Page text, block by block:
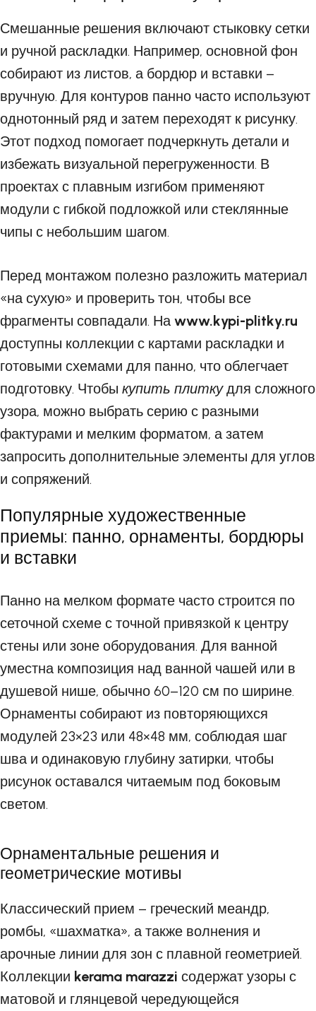
Смешанные решения включают стыковку сетки
и ручной раскладки. Например, основной фон
собирают из листов, а бордюр и вставки –
вручную. Для контуров панно часто используют
однотонный ряд и затем переходят к рисунку.
Этот подход помогает подчеркнуть детали и
избежать визуальной перегруженности. В
проектах с плавным изгибом применяют
модули с гибкой подложкой или стеклянные
чипы с небольшим шагом.
Перед монтажом полезно разложить материал
«на сухую» и проверить тон, чтобы все
фрагменты совпадали. Наwww.kypi-plitky.ru
доступны коллекции с картами раскладки и
готовыми схемами для панно, что облегчает
подготовку. Чтобы купить плиткудля сложного
узора, можно выбрать серию с разными
фактурами и мелким форматом, а затем
запросить дополнительные элементы для углов
и сопряжений.
Популярные художественные
приемы: панно, орнаменты, бордюры
и вставки
Панно на мелком формате часто строится по
сеточной схеме с точной привязкой к центру
стены или зоне оборудования. Для ванной
уместна композиция над ванной чашей или в
душевой нише, обычно 60–120 см по ширине.
Орнаменты собирают из повторяющихся
модулей 23×23 или 48×48 мм, соблюдая шаг
шва и одинаковую глубину затирки, чтобы
рисунок оставался читаемым под боковым
светом.
Орнаментальные решения и
геометрические мотивы
Классический прием – греческий меандр,
ромбы, «шахматка», а также волнения и
арочные линии для зон с плавной геометрией.
Коллекции kerama marazzi содержат узоры с
матовой и глянцевой чередующейся